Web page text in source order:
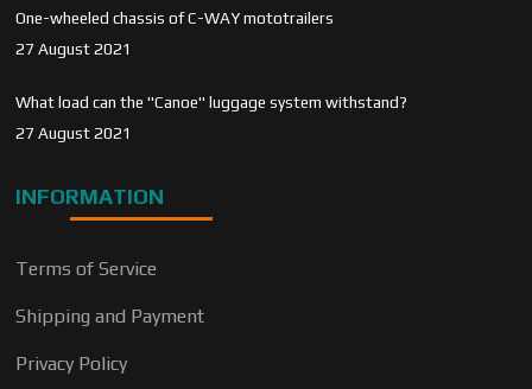
One-wheeled chassis of C-WAY mototrailers
27 August 2021
What load can the "Canoe" luggage system withstand?
27 August 2021
INFORMATION
Terms of Service
Shipping and Payment
Privacy Policy